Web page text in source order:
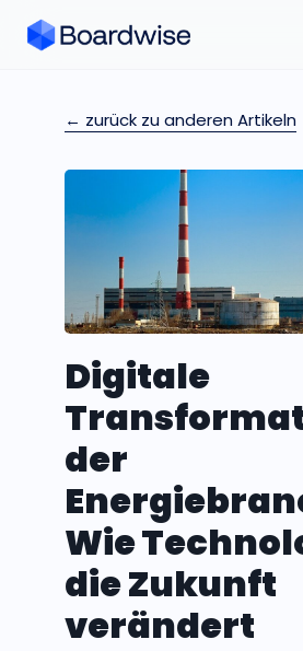
← zurück zu anderen Artikeln
Digitale
der
Wie
die Zukunft
verändert